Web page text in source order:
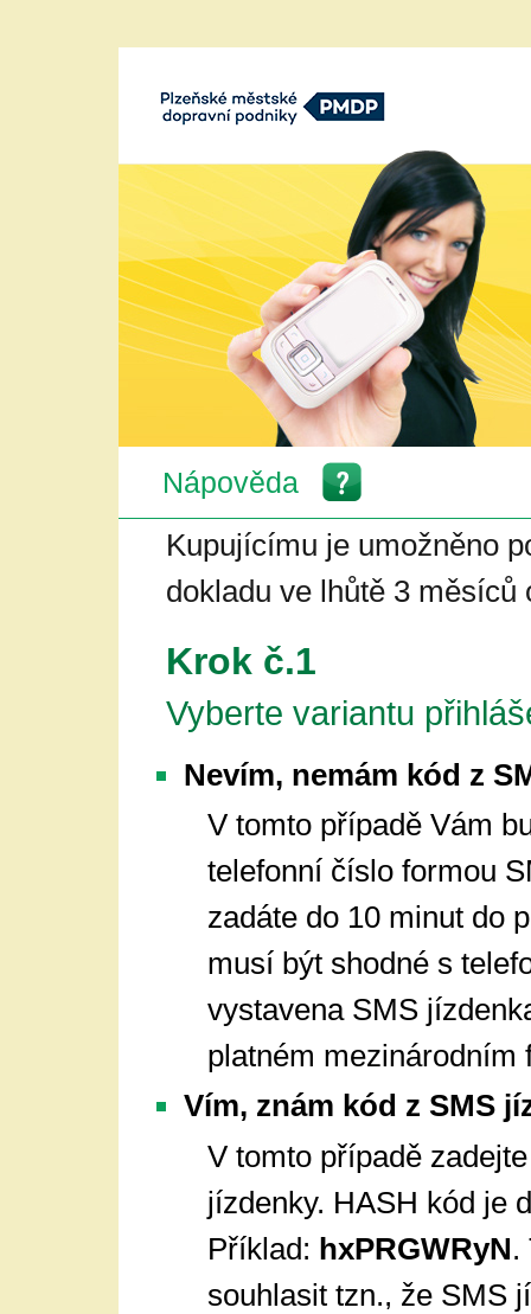
a.s.
Nápověda
Kupujícímu je umožněno
dokladu ve lhůtě 3 měsíců
Krok č.1
Vyberte variantu
Nevím, nemám kód z
V tomto případě Vám
telefonní číslo formou
zadáte do 10 minut do
musí být shodné s
vystavena SMS
platném
Vím, znám kód z SMS
V tomto případě
jízdenky. HASH kód je
Příklad: hxPRGWRyN.
souhlasit tzn., že SMS